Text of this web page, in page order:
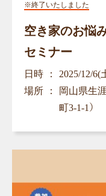
※終了いたしました
空き家のお悩
セミナー
日時
2025/12/6(
場所
岡山県生
町3-1-1）